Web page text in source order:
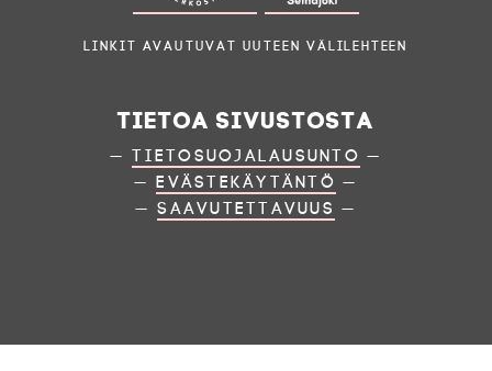
Linkit avautuvat uuteen välilehteen
Tietoa sivustosta
—Tietosuojalausunto —
—Evästekäytäntö —
—Saavutettavuus —